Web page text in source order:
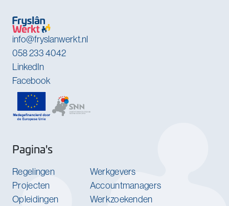
info@fryslanwerkt.nl
058 233 4042
LinkedIn
Facebook
Pagina's
Regelingen
Projecten
Opleidingen
Werkgevers
Accountmanagers
Werkzoekenden